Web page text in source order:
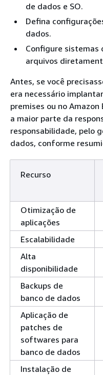
de dados e SO.
Defina
dados.
Configure sistemas
arquivos
Antes, se você
era necessário
premises ou no Amazon
a maior parte da
responsabilidade, pelo
dados, conforme
Recurso
Otimização de
aplicações
Escalabilidade
Alta
disponibilidade
Backups de
banco de dados
Aplicação de
patches de
softwares para
banco de dados
Instalação de